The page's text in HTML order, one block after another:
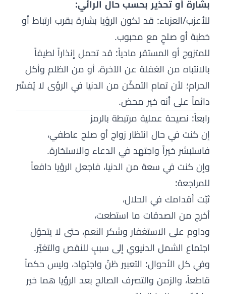
بشارة أو تحذير بحسب حال الرائي:
للأعزب/العزباء: قد تكون الرؤيا بشارة بقرب ارتباط أو
خطبة أو صلحٍ مع محبوب.
للمتزوج أو المستقر مادياً: قد تحمل إنذاراً لطيفاً
بالانتباه من الغفلة عن الآخرة، أو من الظلم وأكل
الحرام؛ لأن تمام التمكّن من الدنيا في الرؤى لا يُفسَّر
دائماً على أنه خير محض.
رابعاً: نصيحة عملية مرتبطة بالرمز
إن كنت في حال انتظار زواج أو صلح عاطفي،
فاستبشر خيراً واجتهد في الدعاء والاستخارة.
وإن كنت في سعة من الدنيا، فاجعل الرؤيا دافعاً
للمراجعة:
ثبّت أقدامك في الحلال،
أخرج من الصدقات ما استطعت،
وداوم على الاستغفار وشكر النعم، حتى لا يتحوّل
اجتماع الشمل الدنيوي إلى سببٍ للنقص والتغيّر.
وفي كل الأحوال: التعبير ظنّ واجتهاد، وليس حكماً
قاطعاً، والزمن والتصرف الصالح بعد الرؤيا هما خير